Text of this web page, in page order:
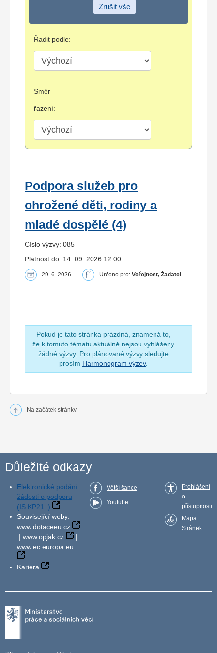
Zrušit vše
Řadit podle:
Směr
řazení:
Podpora služeb pro
ohrožené děti, rodiny a
mladé dospělé (4)
Číslo výzvy: 085
Platnost do: 14. 09. 2026 12:00
29. 6. 2026 Určeno pro: Veřejnost, Žadatel
Pokud je tato stránka prázdná, znamená to,
že k tomuto tématu aktuálně nejsou vyhlášeny
žádné výzvy. Pro plánované výzvy sledujte
prosím Harmonogram výzev.
Na začátek stránky
Důležité odkazy
Elektronické podání
žádosti o podporu
(IS KP21+)
Související weby:
www.dotaceeu.cz
| www.opjak.cz
|
www.ec.europa.eu
Kariéra
Větší šance
Youtube
Prohlášení
o
přístupnosti
Mapa
Stránek